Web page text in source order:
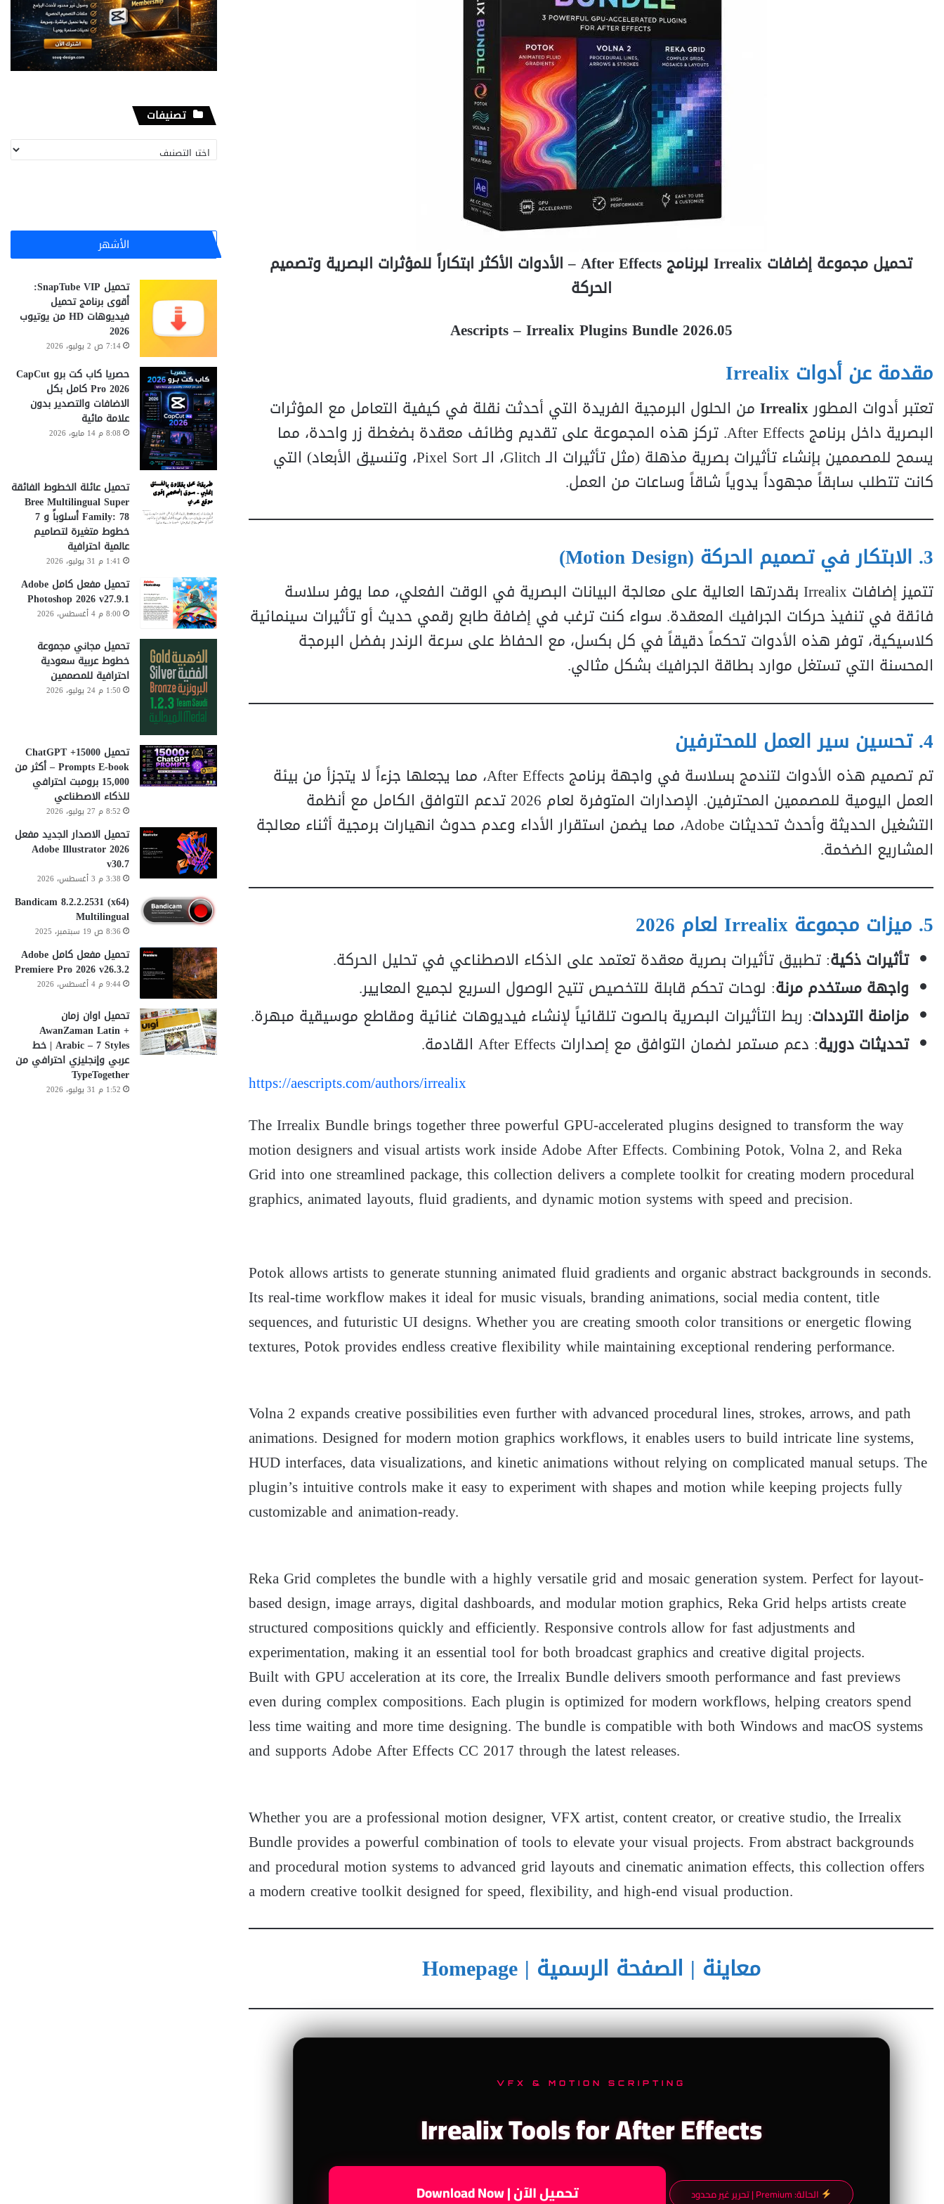
تحميل مجموعة إضافات Irrealix لبرنامج After Effects – الأدوات الأكثر ابتكاراً للمؤثرات البصرية وتصميم
الحركة
Aescripts – Irrealix Plugins Bundle 2026.05
مقدمة عن أدوات Irrealix
تعتبر أدوات المطورIrrealix من الحلول البرمجية الفريدة التي أحدثت نقلة في كيفية التعامل مع المؤثرات
البصرية داخل برنامج After Effects. تركز هذه المجموعة على تقديم وظائف معقدة بضغطة زر واحدة، مما
يسمح للمصممين بإنشاء تأثيرات بصرية مذهلة (مثل تأثيرات الـ Glitch، الـ Pixel Sort، وتنسيق الأبعاد) التي
كانت تتطلب سابقاً مجهوداً يدوياً شاقاً وساعات من العمل.
3. الابتكار في تصميم الحركة (Motion Design)
تتميز إضافات Irrealix بقدرتها العالية على معالجة البيانات البصرية في الوقت الفعلي، مما يوفر سلاسة
فائقة في تنفيذ حركات الجرافيك المعقدة. سواء كنت ترغب في إضافة طابع رقمي حديث أو تأثيرات سينمائية
كلاسيكية، توفر هذه الأدوات تحكماً دقيقاً في كل بكسل، مع الحفاظ على سرعة الرندر بفضل البرمجة
المحسنة التي تستغل موارد بطاقة الجرافيك بشكل مثالي.
4. تحسين سير العمل للمحترفين
تم تصميم هذه الأدوات لتندمج بسلاسة في واجهة برنامج After Effects، مما يجعلها جزءاً لا يتجزأ من بيئة
العمل اليومية للمصممين المحترفين. الإصدارات المتوفرة لعام 2026 تدعم التوافق الكامل مع أنظمة
التشغيل الحديثة وأحدث تحديثات Adobe، مما يضمن استقرار الأداء وعدم حدوث انهيارات برمجية أثناء معالجة
المشاريع الضخمة.
5. ميزات مجموعة Irrealix لعام 2026
تأثيرات ذكية: تطبيق تأثيرات بصرية معقدة تعتمد على الذكاء الاصطناعي في تحليل الحركة.
واجهة مستخدم مرنة: لوحات تحكم قابلة للتخصيص تتيح الوصول السريع لجميع المعايير.
مزامنة الترددات: ربط التأثيرات البصرية بالصوت تلقائياً لإنشاء فيديوهات غنائية ومقاطع موسيقية مبهرة.
تحديثات دورية: دعم مستمر لضمان التوافق مع إصدارات After Effects القادمة.
https://aescripts.com/authors/irrealix
The Irrealix Bundle brings together three powerful GPU-accelerated plugins designed to transform the way
motion designers and visual artists work inside Adobe After Effects. Combining Potok, Volna 2, and Reka
Grid into one streamlined package, this collection delivers a complete toolkit for creating modern procedural
graphics, animated layouts, fluid gradients, and dynamic motion systems with speed and precision.
Potok allows artists to generate stunning animated fluid gradients and organic abstract backgrounds in seconds.
Its real-time workflow makes it ideal for music visuals, branding animations, social media content, title
sequences, and futuristic UI designs. Whether you are creating smooth color transitions or energetic flowing
textures, Potok provides endless creative flexibility while maintaining exceptional rendering performance.
Volna 2 expands creative possibilities even further with advanced procedural lines, strokes, arrows, and path
animations. Designed for modern motion graphics workflows, it enables users to build intricate line systems,
HUD interfaces, data visualizations, and kinetic animations without relying on complicated manual setups. The
plugin’s intuitive controls make it easy to experiment with shapes and motion while keeping projects fully
customizable and animation-ready.
Reka Grid completes the bundle with a highly versatile grid and mosaic generation system. Perfect for layout-
based design, image arrays, digital dashboards, and modular motion graphics, Reka Grid helps artists create
structured compositions quickly and efficiently. Responsive controls allow for fast adjustments and
experimentation, making it an essential tool for both broadcast graphics and creative digital projects.
Built with GPU acceleration at its core, the Irrealix Bundle delivers smooth performance and fast previews
even during complex compositions. Each plugin is optimized for modern workflows, helping creators spend
less time waiting and more time designing. The bundle is compatible with both Windows and macOS systems
and supports Adobe After Effects CC 2017 through the latest releases.
Whether you are a professional motion designer, VFX artist, content creator, or creative studio, the Irrealix
Bundle provides a powerful combination of tools to elevate your visual projects. From abstract backgrounds
and procedural motion systems to advanced grid layouts and cinematic animation effects, this collection offers
a modern creative toolkit designed for speed, flexibility, and high-end visual production.
معاينة | الصفحة الرسمية | Homepage
VFX & MOTION SCRIPTING
Irrealix Tools for After Effects
الحالة: Premium | تحرير غير محدود تحميل الآن | Download Now
تصنيفات
تصنيفات
الأشهر
تحميل SnapTube VIP:
أقوى برنامج تحميل
فيديوهات HD من يوتيوب
2026
7:14 ص 2 يوليو، 2026
حصريا كاب كت برو CapCut
Pro 2026 كامل بكل
الاضافات والتصدير بدون
علامة مائية
8:08 م 14 مايو، 2026
تحميل عائلة الخطوط الفائقة
Bree Multilingual Super
Family: 78 أسلوباً و 7
خطوط متغيرة لتصاميم
عالمية احترافية
1:41 م 31 يوليو، 2026
تحميل مفعل كامل Adobe
Photoshop 2026 v27.9.1
8:00 م 4 أغسطس، 2026
تحميل مجاني مجموعة
خطوط عربية سعودية
احترافية للمصممين
1:50 م 24 يوليو، 2026
تحميل 15000+ ChatGPT
Prompts E-book – أكثر من
15,000 برومبت احترافي
للذكاء الاصطناعي
8:52 م 27 يوليو، 2026
تحميل الاصدار الجديد مفعل
Adobe Illustrator 2026
v30.7
3:38 م 3 أغسطس، 2026
Bandicam 8.2.2.2531 (x64)
Multilingual
8:36 ص 19 سبتمبر، 2025
تحميل مفعل كامل Adobe
Premiere Pro 2026 v26.3.2
9:44 م 4 أغسطس، 2026
تحميل اوان زمان
AwanZaman Latin +
Arabic – 7 Styles | خط
عربي وإنجليزي احترافي من
TypeTogether
1:52 م 31 يوليو، 2026